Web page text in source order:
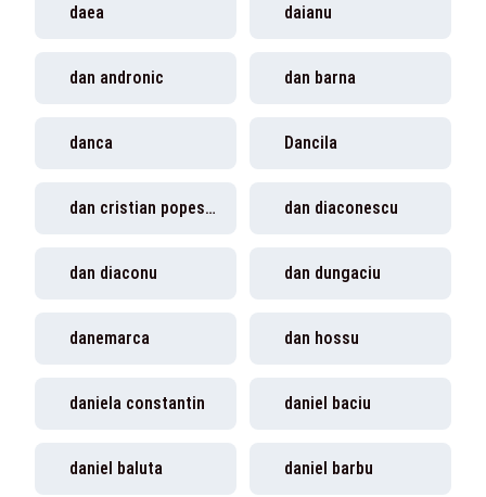
daea daianu
dan andronic dan barna
danca Dancila
dan cristian popescu dan diaconescu
dan diaconu dan dungaciu
danemarca dan hossu
daniela constantin daniel baciu
daniel baluta daniel barbu